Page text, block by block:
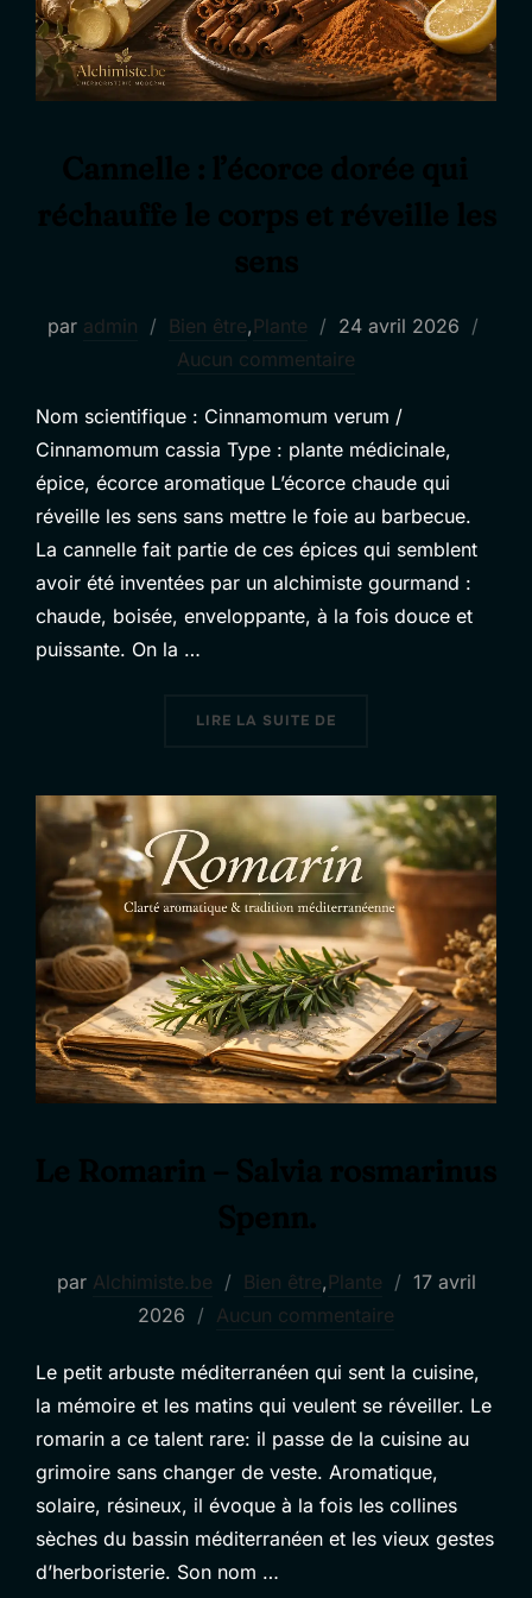
par admin Bien être, Plante
Publié
le
24 avril 2026
Aucun commentaire
Nom scientifique : Cinnamomum verum /
Cinnamomum cassia Type : plante médicinale,
épice, écorce aromatique L’écorce chaude qui
réveille les sens sans mettre le foie au barbecue.
La cannelle fait partie de ces épices qui semblent
avoir été inventées par un alchimiste gourmand :
chaude, boisée, enveloppante, à la fois douce et
puissante. On la …
LIRE LA SUITE DE
par Alchimiste.be Bien être, Plante
Publié
17 avril
2026
Aucun commentaire
Le petit arbuste méditerranéen qui sent la cuisine,
la mémoire et les matins qui veulent se réveiller. Le
romarin a ce talent rare: il passe de la cuisine au
grimoire sans changer de veste. Aromatique,
solaire, résineux, il évoque à la fois les collines
sèches du bassin méditerranéen et les vieux gestes
d’herboristerie. Son nom …